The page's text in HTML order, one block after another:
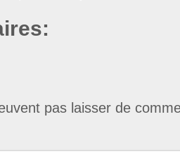
pas laisser de